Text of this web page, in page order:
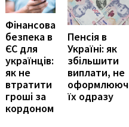
Фінансова
безпека в
ЄС для
українців:
як не
втратити
гроші за
кордоном
Пенсія в
Україні: як
збільшити
виплати, не
їх одразу